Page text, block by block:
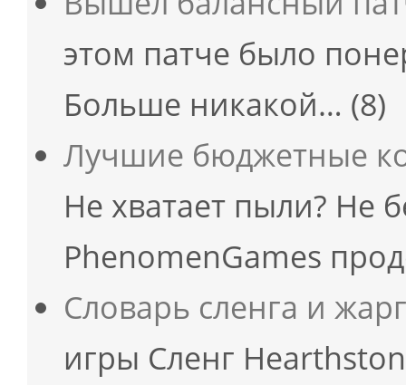
этом патче было
Больше никакой… (8)
Лучшие бюджетные
Не хватает пыли? Не
PhenomenGames
Словарь сленга и
игры Сленг